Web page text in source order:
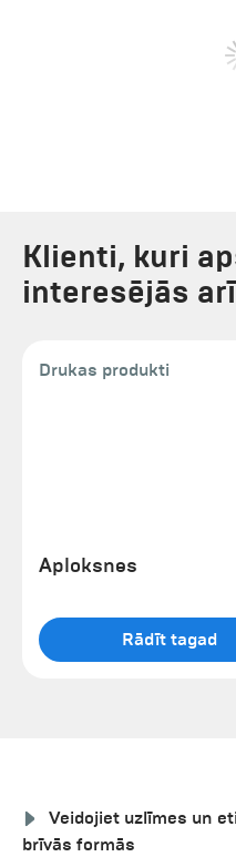
Klienti, kuri
interesējās
Drukas produkti
Aploksnes
Rādīt tagad
Veidojiet uzlīmes un
brīvās formās